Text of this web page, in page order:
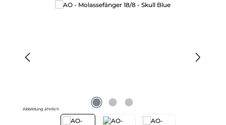
Bildergalerie überspringen
Abbildung ähnlich